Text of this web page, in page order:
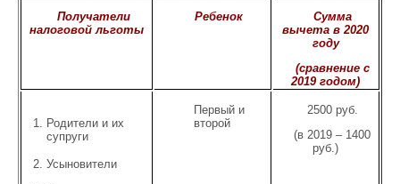
Получатели
налоговой льготы
Ребенок
Сумма
вычета в 2020
году
(сравнение с
2019 годом)
Родители и их
супруги
Усыновители
Первый и
второй
2500 руб.
(в 2019 – 1400
руб.)